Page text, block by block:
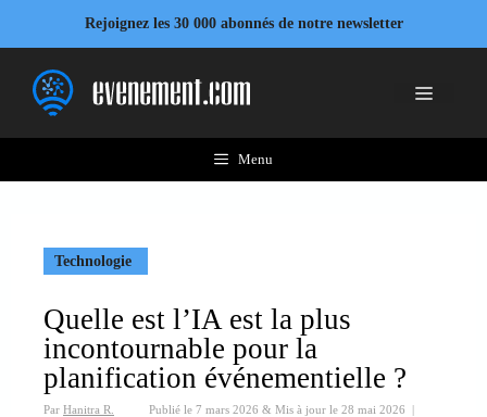
contenu
Rejoignez les 30 000 abonnés de notre newsletter
Menu
Menu
Technologie
Quelle est l’IA est la plus
incontournable pour la
planification événementielle ?
Par Hanitra R. Publié le 7 mars 2026 & Mis à jour le 28 mai 2026 |